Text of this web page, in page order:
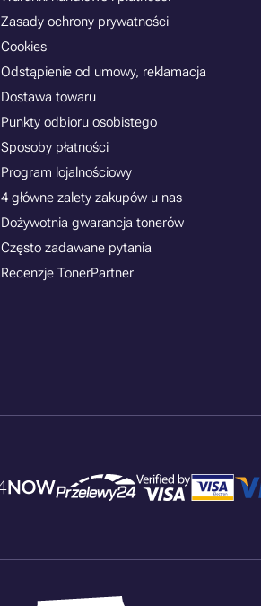
Zasady ochrony prywatności
Cookies
Odstąpienie od umowy, reklamacja
Dostawa towaru
Punkty odbioru osobistego
Sposoby płatności
Program lojalnościowy
4 główne zalety zakupów u nas
Dożywotnia gwarancja tonerów
Często zadawane pytania
Recenzje TonerPartner